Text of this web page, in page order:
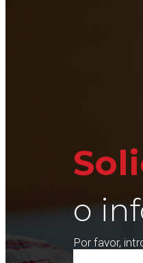
o
Por favor,